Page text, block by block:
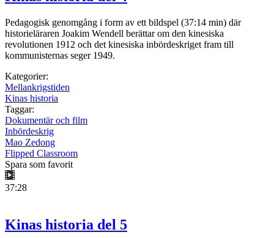
Pedagogisk genomgång i form av ett bildspel (37:14 min) där
historieläraren Joakim Wendell berättar om den kinesiska
revolutionen 1912 och det kinesiska inbördeskriget fram till
kommunisternas seger 1949.
Kategorier:
Mellankrigstiden
Kinas historia
Taggar:
Dokumentär och film
Inbördeskrig
Mao Zedong
Flipped Classroom
Spara som favorit
37:28
Kinas historia del 5